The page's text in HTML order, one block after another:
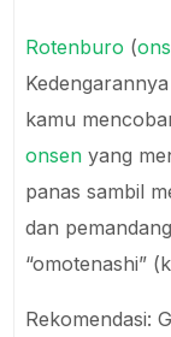
Rotenburo (
kamu
onsen yang
panas sambil
dan
“omotenashi”
Rekomendasi: